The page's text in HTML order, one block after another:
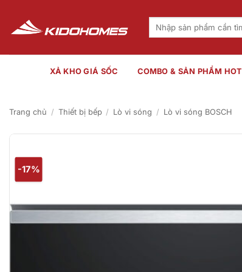
nội
dung
Tìm
XẢ KHO GIÁ SỐC COMBO & SẢN PHẨM HOT
Trang chủ / Thiết bị bếp / Lò vi sóng / Lò vi sóng BOSCH
-17%